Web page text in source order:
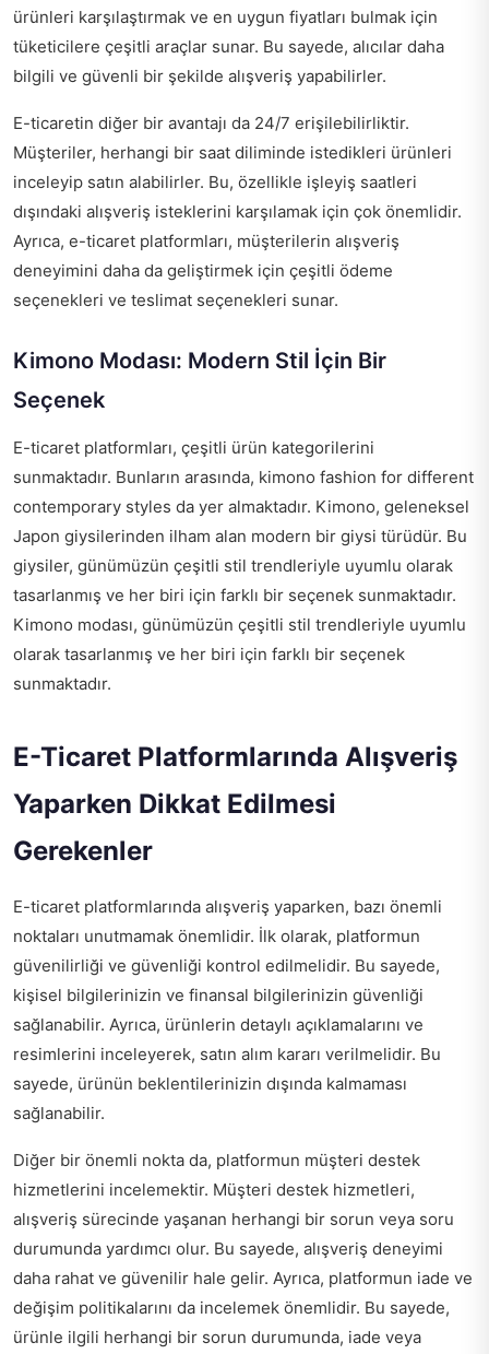
ürünleri karşılaştırmak ve en uygun fiyatları bulmak için
tüketicilere çeşitli araçlar sunar. Bu sayede, alıcılar daha
bilgili ve güvenli bir şekilde alışveriş yapabilirler.
E-ticaretin diğer bir avantajı da 24/7 erişilebilirliktir.
Müşteriler, herhangi bir saat diliminde istedikleri ürünleri
inceleyip satın alabilirler. Bu, özellikle işleyiş saatleri
dışındaki alışveriş isteklerini karşılamak için çok önemlidir.
Ayrıca, e-ticaret platformları, müşterilerin alışveriş
deneyimini daha da geliştirmek için çeşitli ödeme
seçenekleri ve teslimat seçenekleri sunar.
Kimono Modası: Modern Stil İçin Bir
Seçenek
E-ticaret platformları, çeşitli ürün kategorilerini
sunmaktadır. Bunların arasında, kimono fashion for different
contemporary styles da yer almaktadır. Kimono, geleneksel
Japon giysilerinden ilham alan modern bir giysi türüdür. Bu
giysiler, günümüzün çeşitli stil trendleriyle uyumlu olarak
tasarlanmış ve her biri için farklı bir seçenek sunmaktadır.
Kimono modası, günümüzün çeşitli stil trendleriyle uyumlu
olarak tasarlanmış ve her biri için farklı bir seçenek
sunmaktadır.
E-Ticaret Platformlarında Alışveriş
Yaparken Dikkat Edilmesi
Gerekenler
E-ticaret platformlarında alışveriş yaparken, bazı önemli
noktaları unutmamak önemlidir. İlk olarak, platformun
güvenilirliği ve güvenliği kontrol edilmelidir. Bu sayede,
kişisel bilgilerinizin ve finansal bilgilerinizin güvenliği
sağlanabilir. Ayrıca, ürünlerin detaylı açıklamalarını ve
resimlerini inceleyerek, satın alım kararı verilmelidir. Bu
sayede, ürünün beklentilerinizin dışında kalmaması
sağlanabilir.
Diğer bir önemli nokta da, platformun müşteri destek
hizmetlerini incelemektir. Müşteri destek hizmetleri,
alışveriş sürecinde yaşanan herhangi bir sorun veya soru
durumunda yardımcı olur. Bu sayede, alışveriş deneyimi
daha rahat ve güvenilir hale gelir. Ayrıca, platformun iade ve
değişim politikalarını da incelemek önemlidir. Bu sayede,
ürünle ilgili herhangi bir sorun durumunda, iade veya